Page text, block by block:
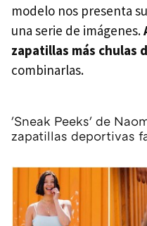
modelo nos presenta
una serie de imágenes.
zapatillas más chulas
combinarlas.
'Sneak Peeks' de
zapatillas deportivas